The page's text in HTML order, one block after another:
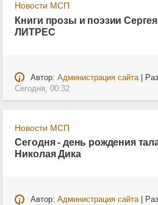
Новости МСП
Книги прозы и поэзии
ЛИТРЕС
Автор: Администрация сайта|
Сегодня, 00:32
Новости МСП
Сегодня - день рождения
Николая Дика
Автор: Администрация сайта|